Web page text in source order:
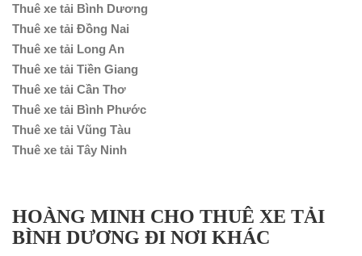
Thuê xe tải Bình Dương
Thuê xe tải Đồng Nai
Thuê xe tải Long An
Thuê xe tải Tiền Giang
Thuê xe tải Cần Thơ
Thuê xe tải Bình Phước
Thuê xe tải Vũng Tàu
Thuê xe tải Tây Ninh
HOÀNG MINH CHO THUÊ XE TẢI
BÌNH DƯƠNG ĐI NƠI KHÁC